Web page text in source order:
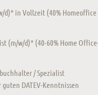
d)* in Vollzeit (40% Homeoffice
(m/w/d)* (40-60% Home
/ Spezialist
DATEV-Kenntnissen